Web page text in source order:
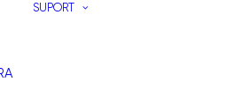
SUPORT